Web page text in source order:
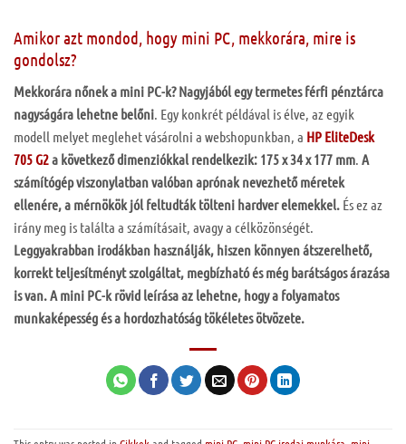
Amikor azt mondod, hogy mini PC, mekkorára, mire is
gondolsz?
Mekkorára nőnek a mini PC-k? Nagyjából egy termetes férfi pénztárca
nagyságára lehetne belőni . Egy konkrét példával is élve, az egyik
modell melyet meglehet vásárolni a webshopunkban, a HP EliteDesk
705 G2a következő dimenziókkal rendelkezik: 175 x 34 x 177 mm A
számítógép viszonylatban valóban aprónak nevezhető méretek
ellenére, a mérnökök jól feltudták tölteni hardver elemekkel. És ez az
irány meg is találta a számításait, avagy a célközönségét.
Leggyakrabban irodákban használják, hiszen könnyen átszerelhető,
korrekt teljesítményt szolgáltat, megbízható és még barátságos árazása
is van. A mini PC-k rövid leírása az lehetne, hogy a folyamatos
munkaképesség és a hordozhatóság tökéletes ötvözete.